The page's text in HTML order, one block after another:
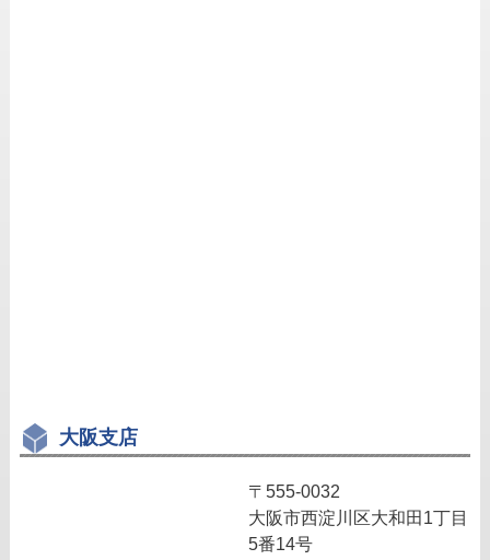
大阪支店
〒555-0032
大阪市西淀川区大和田1丁目
5番14号